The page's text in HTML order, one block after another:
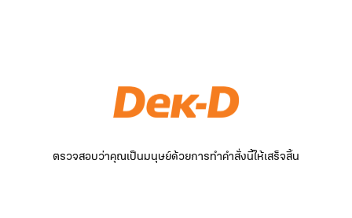
ตรวจสอบว่าคุณเป็นมนุษย์ด้วยการทำคำสั่งนี้ให้เสร็จสิ้น